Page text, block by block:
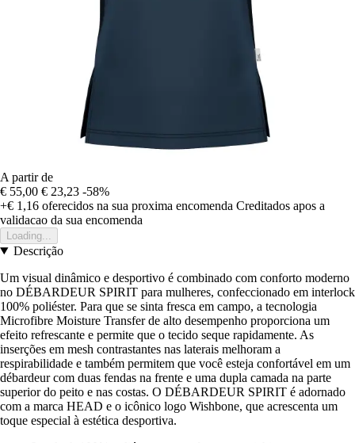
A partir de
€ 55,00 € 23,23 -58%
+€ 1,16 oferecidos na sua proxima encomenda Creditados apos a
validacao da sua encomenda
Loading...
Descrição
Um visual dinâmico e desportivo é combinado com conforto moderno
no DÉBARDEUR SPIRIT para mulheres, confeccionado em interlock
100% poliéster. Para que se sinta fresca em campo, a tecnologia
Microfibre Moisture Transfer de alto desempenho proporciona um
efeito refrescante e permite que o tecido seque rapidamente. As
inserções em mesh contrastantes nas laterais melhoram a
respirabilidade e também permitem que você esteja confortável em um
débardeur com duas fendas na frente e uma dupla camada na parte
superior do peito e nas costas. O DÉBARDEUR SPIRIT é adornado
com a marca HEAD e o icônico logo Wishbone, que acrescenta um
toque especial à estética desportiva.